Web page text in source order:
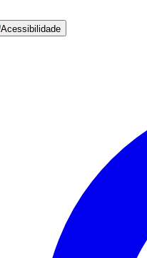
Acessibilidade